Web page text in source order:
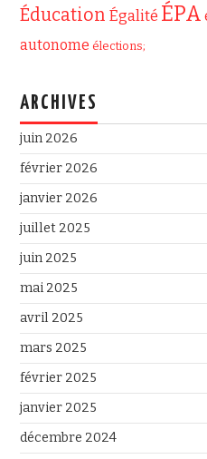
Éducation Égalité ÉPA
autonome élections;
ARCHIVES
juin 2026
février 2026
janvier 2026
juillet 2025
juin 2025
mai 2025
avril 2025
mars 2025
février 2025
janvier 2025
décembre 2024